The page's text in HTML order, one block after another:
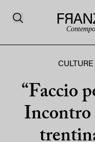
“Faccio
Incontro